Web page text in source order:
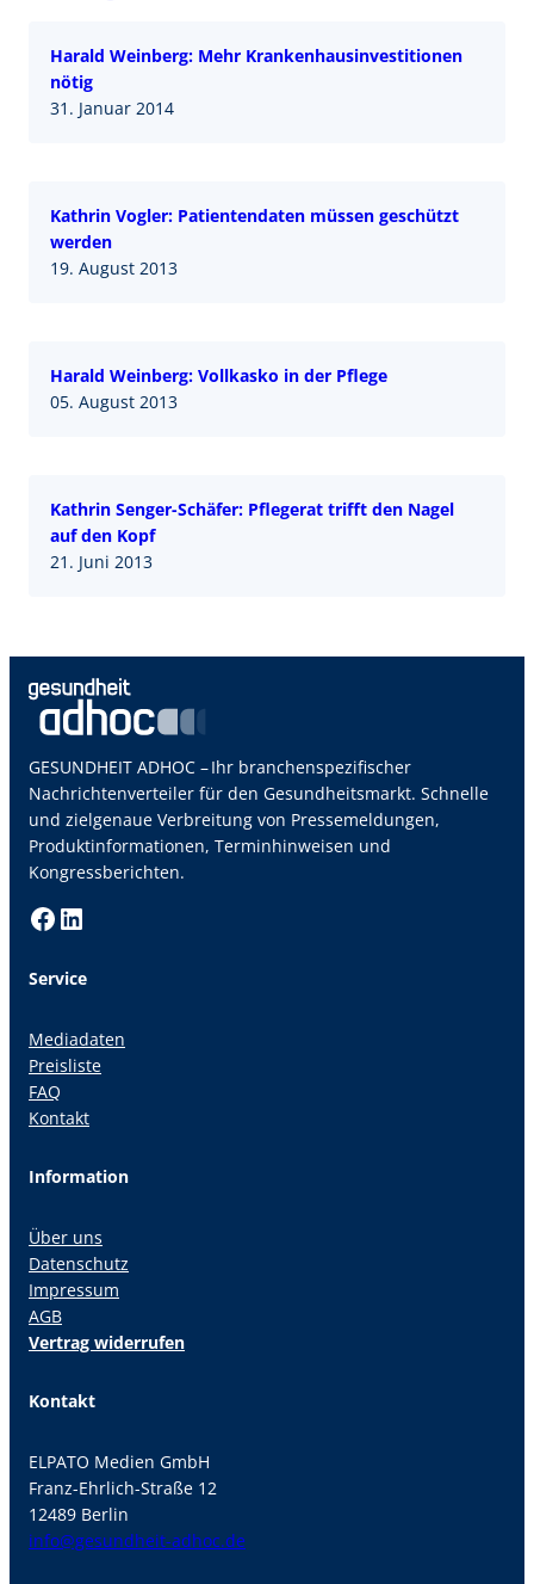
Harald Weinberg: Mehr Krankenhausinvestitionen
nötig
31. Januar 2014
Kathrin Vogler: Patientendaten müssen geschützt
werden
19. August 2013
Harald Weinberg: Vollkasko in der Pflege
05. August 2013
Kathrin Senger-Schäfer: Pflegerat trifft den Nagel
auf den Kopf
21. Juni 2013
GESUNDHEIT ADHOC – Ihr branchenspezifischer
Nachrichtenverteiler für den Gesundheitsmarkt. Schnelle
und zielgenaue Verbreitung von Pressemeldungen,
Produktinformationen, Terminhinweisen und
Kongressberichten.
Facebook LinkedIn
Service
Mediadaten
Preisliste
FAQ
Kontakt
Information
Über uns
Datenschutz
Impressum
AGB
Vertrag widerrufen
Kontakt
ELPATO Medien GmbH
Franz-Ehrlich-Straße 12
12489 Berlin
info@gesundheit-adhoc.de